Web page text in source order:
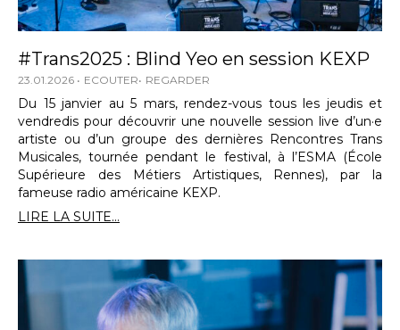
#Trans2025 : Blind Yeo en session KEXP
23.01.2026 ECOUTER REGARDER
Du 15 janvier au 5 mars, rendez-vous tous les jeudis et
vendredis pour découvrir une nouvelle session live d’un·e
artiste ou d’un groupe des dernières Rencontres Trans
Musicales, tournée pendant le festival, à l’ESMA (École
Supérieure des Métiers Artistiques, Rennes), par la
fameuse radio américaine KEXP.
LIRE LA SUITE...